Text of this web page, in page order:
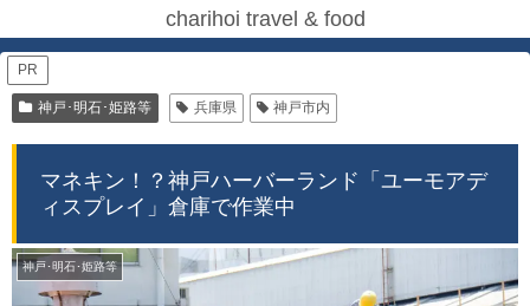
charihoi travel & food
PR
神戸･明石･姫路等 兵庫県 神戸市内
マネキン！？神戸ハーバーランド「ユーモアデ
ィスプレイ」倉庫で作業中
神戸･明石･姫路等